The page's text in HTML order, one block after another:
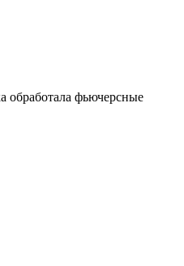
обработала фьючерсные